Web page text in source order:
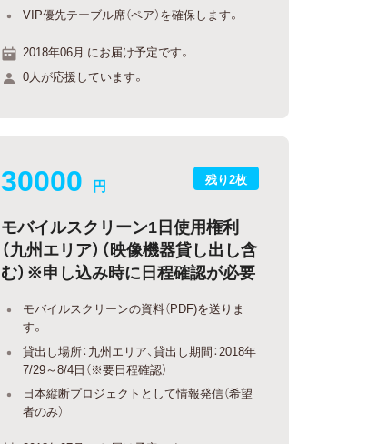
VIP優先テーブル席（ペア）を確保します。
2018年06月 にお届け予定です。
0人が応援しています。
残り2枚
30000 円
モバイルスクリーン1日使用権利
（九州エリア）（映像機器貸し出し含
む）※申し込み時に日程確認が必要
モバイルスクリーンの資料（PDF)を送りま
す。
貸出し場所：九州エリア、貸出し期間：2018年
7/29～8/4日（※要日程確認）
日本縦断プロジェクトとして情報発信（希望
者のみ）